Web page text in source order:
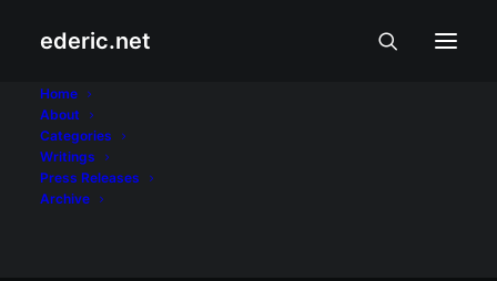
ederic.net
Home
About
Categories
Writings
Press Releases
Archive